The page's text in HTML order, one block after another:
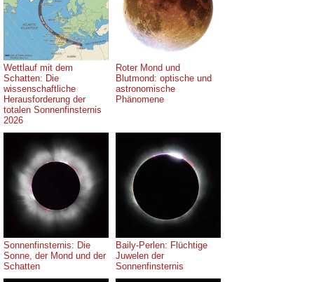
Wettlauf mit dem
Schatten: Die
wissenschaftliche
Herausforderung der
totalen Sonnenfinsternis
2026
Roter Mond und
Blutmond: optische und
astronomische
Phänomene
Sonnenfinsternis: Die
Sonne, der Mond und der
Schatten
Baily-Perlen: Flüchtige
Juwelen der
Sonnenfinsternis